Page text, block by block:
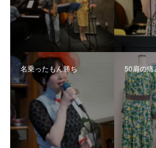
名乗ったもん勝ち 50肩の痛